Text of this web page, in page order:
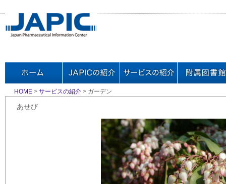
HOME > サービスの紹介 > ガーデン
あせび